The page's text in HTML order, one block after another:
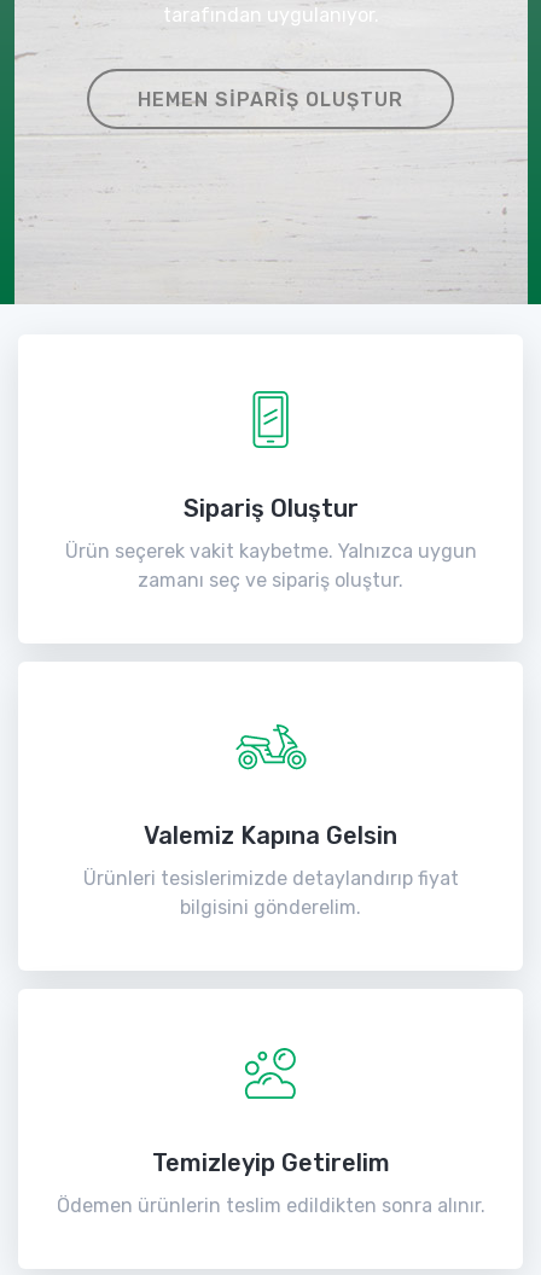
tarafından uygulanıyor.
HEMEN SIPARIŞ OLUŞTUR
Sipariş Oluştur
Ürün seçerek vakit kaybetme. Yalnızca uygun
zamanı seç ve sipariş oluştur.
Valemiz Kapına Gelsin
Ürünleri tesislerimizde detaylandırıp fiyat
bilgisini gönderelim.
Temizleyip Getirelim
Ödemen ürünlerin teslim edildikten sonra alınır.